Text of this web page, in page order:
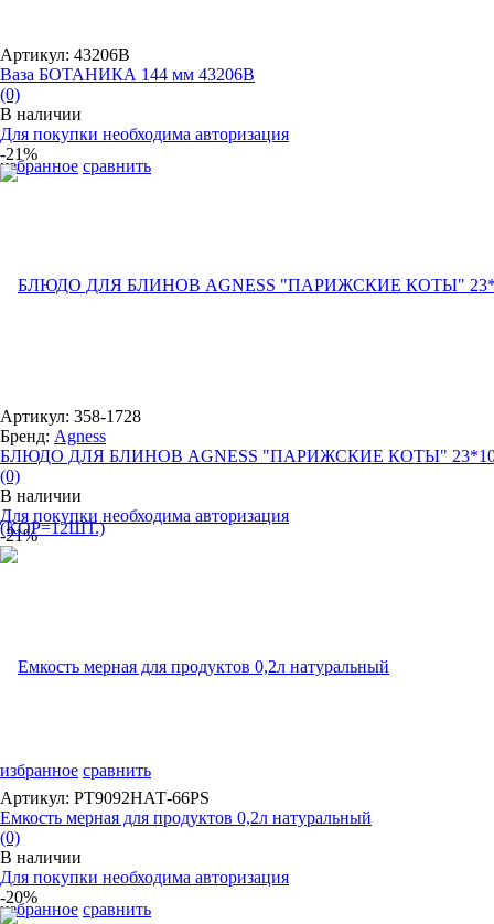
избранное сравнить
Артикул: 43206B
Ваза БОТАНИКА 144 мм 43206B
(0)
В наличии
Для покупки необходима авторизация
-21%
избранное сравнить
Артикул: 358-1728
Бренд: Agness
БЛЮДО ДЛЯ БЛИНОВ AGNESS "ПАРИЖСКИЕ КОТЫ"
(0)
В наличии
Для покупки необходима авторизация
-21%
избранное сравнить
Артикул: PT9092НАТ-66РS
Емкость мерная для продуктов 0,2л натуральный
(0)
В наличии
Для покупки необходима авторизация
-20%